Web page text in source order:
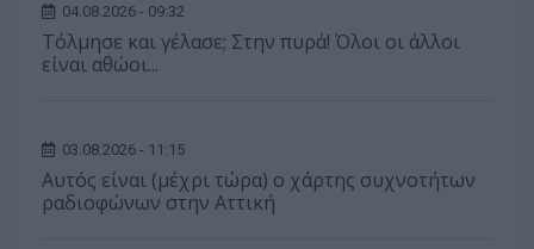
04.08.2026 - 09:32
Τόλμησε και γέλασε; Στην πυρά! Όλοι οι άλλοι
είναι αθώοι...
03.08.2026 - 11:15
Αυτός είναι (μέχρι τώρα) ο χάρτης συχνοτήτων
ραδιοφώνων στην Αττική